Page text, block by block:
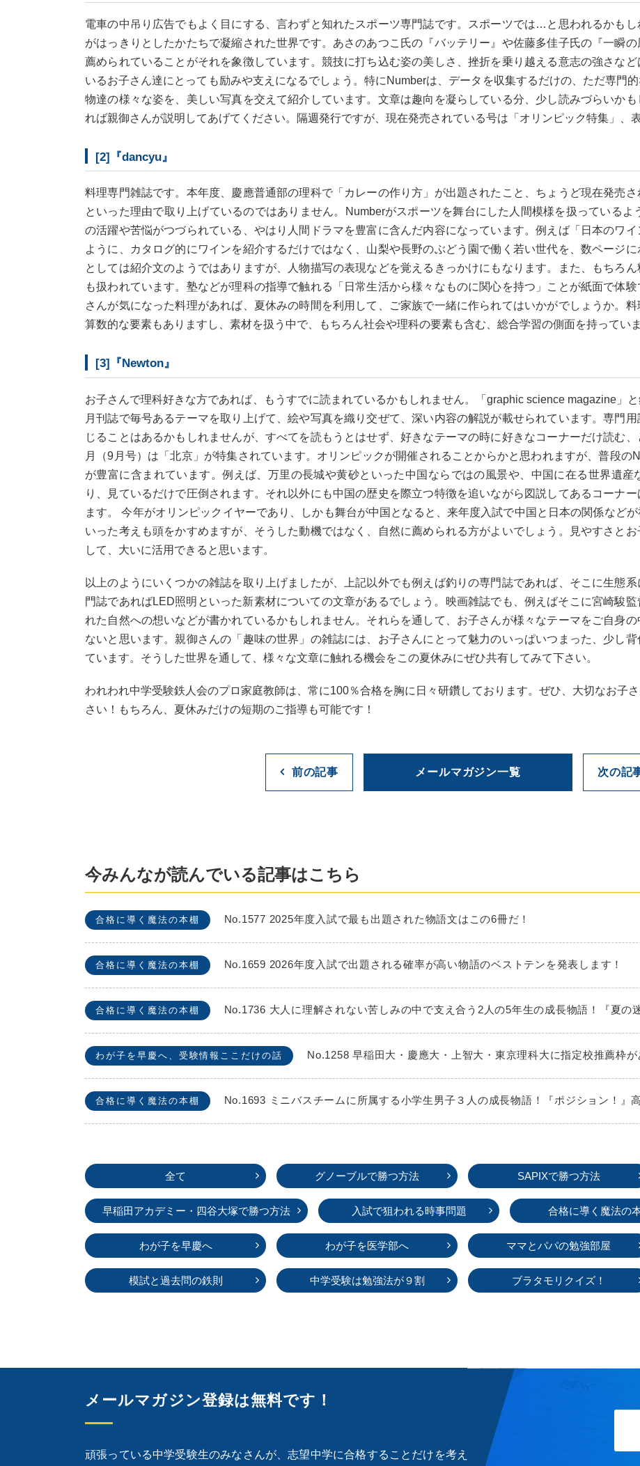
電車の中吊り広告でもよく目にする、言わずと知れたスポーツ専門誌です。スポーツでは…と思われるかも
がはっきりとしたかたちで凝縮された世界です。あさのあつこ氏の『バッテリー』や佐藤多佳子氏の『一瞬
薦められていることがそれを象徴しています。競技に打ち込む姿の美しさ、挫折を乗り越える意志の強さな
いるお子さん達にとっても励みや支えになるでしょう。特にNumberは、データを収集するだけの、ただ専門
物達の様々な姿を、美しい写真を交えて紹介しています。文章は趣向を凝らしている分、少し読みづらいか
れば親御さんが説明してあげてください。隔週発行ですが、現在発売されている号は「オリンピック特集」、
[2]『dancyu』
料理専門雑誌です。本年度、慶應普通部の理科で「カレーの作り方」が出題されたこと、ちょうど現在発売さ
といった理由で取り上げているのではありません。Numberがスポーツを舞台にした人間模様を扱っているよ
の活躍や苦悩がつづられている、やはり人間ドラマを豊富に含んだ内容になっています。例えば「日本のワ
ように、カタログ的にワインを紹介するだけではなく、山梨や長野のぶどう園で働く若い世代を、数ページ
としては紹介文のようではありますが、人物描写の表現などを覚えるきっかけにもなります。また、もちろ
も扱われています。塾などが理科の指導で触れる「日常生活から様々なものに関心を持つ」ことが紙面で体
さんが気になった料理があれば、夏休みの時間を利用して、ご家族で一緒に作られてはいかがでしょうか。
算数的な要素もありますし、素材を扱う中で、もちろん社会や理科の要素も含む、総合学習の側面を持っていま
[3]『Newton』
お子さんで理科好きな方であれば、もうすでに読まれているかもしれません。「graphic science magazine」
月刊誌で毎号あるテーマを取り上げて、絵や写真を織り交ぜて、深い内容の解説が載せられています。専門
じることはあるかもしれませんが、すべてを読もうとはせず、好きなテーマの時に好きなコーナーだけ読む
月（9月号）は「北京」が特集されています。オリンピックが開催されることからかと思われますが、普段の
が豊富に含まれています。例えば、万里の長城や黄砂といった中国ならではの風景や、中国に在る世界遺
り、見ているだけで圧倒されます。それ以外にも中国の歴史を際立つ特徴を追いながら図説してあるコーナ
ます。 今年がオリンピックイヤーであり、しかも舞台が中国となると、来年度入試で中国と日本の関係など
いった考えも頭をかすめますが、そうした動機ではなく、自然に薦められる方がよいでしょう。見やすさと
して、大いに活用できると思います。
以上のようにいくつかの雑誌を取り上げましたが、上記以外でも例えば釣りの専門誌であれば、そこに生態
門誌であればLED照明といった新素材についての文章があるでしょう。映画雑誌でも、例えばそこに宮崎駿
れた自然への想いなどが書かれているかもしれません。それらを通して、お子さんが様々なテーマをご自身
ないと思います。親御さんの「趣味の世界」の雑誌には、お子さんにとって魅力のいっぱいつまった、少し
ています。そうした世界を通して、様々な文章に触れる機会をこの夏休みにぜひ共有してみて下さい。
われわれ中学受験鉄人会のプロ家庭教師は、常に100％合格を胸に日々研鑽しております。ぜひ、大切なお子
さい！もちろん、夏休みだけの短期のご指導も可能です！
前の記事 メールマガジン一覧 次の記
今みんなが読んでいる記事はこちら
合格に導く魔法の本棚 No.1577 2025年度入試で最も出題された物語文はこの6冊だ！
合格に導く魔法の本棚 No.1659 2026年度入試で出題される確率が高い物語のベストテンを発表します！
合格に導く魔法の本棚 No.1736 大人に理解されない苦しみの中で支え合う2人の5年生の成長物語！『夏の
わが子を早慶へ、受験情報ここだけの話 No.1258 早稲田大・慶應大・上智大・東京理科大に指定校推薦枠が
合格に導く魔法の本棚 No.1693 ミニバスチームに所属する小学生男子３人の成長物語！『ポジション！』
全て グノーブルで勝つ方法 SAPIXで勝つ方法
早稲田アカデミー・ 四谷大塚で勝つ方法 入試で狙われる時事問題 合格に導く魔法の
わが子を早慶へ わが子を医学部へ ママとパパの勉強部屋
模試と過去問の鉄則 中学受験は勉強法が９割 ブラタモリクイズ！
メールマガジン登録は無料です！
頑張っている中学受験生のみなさんが、志望中学に合格することだけを考え